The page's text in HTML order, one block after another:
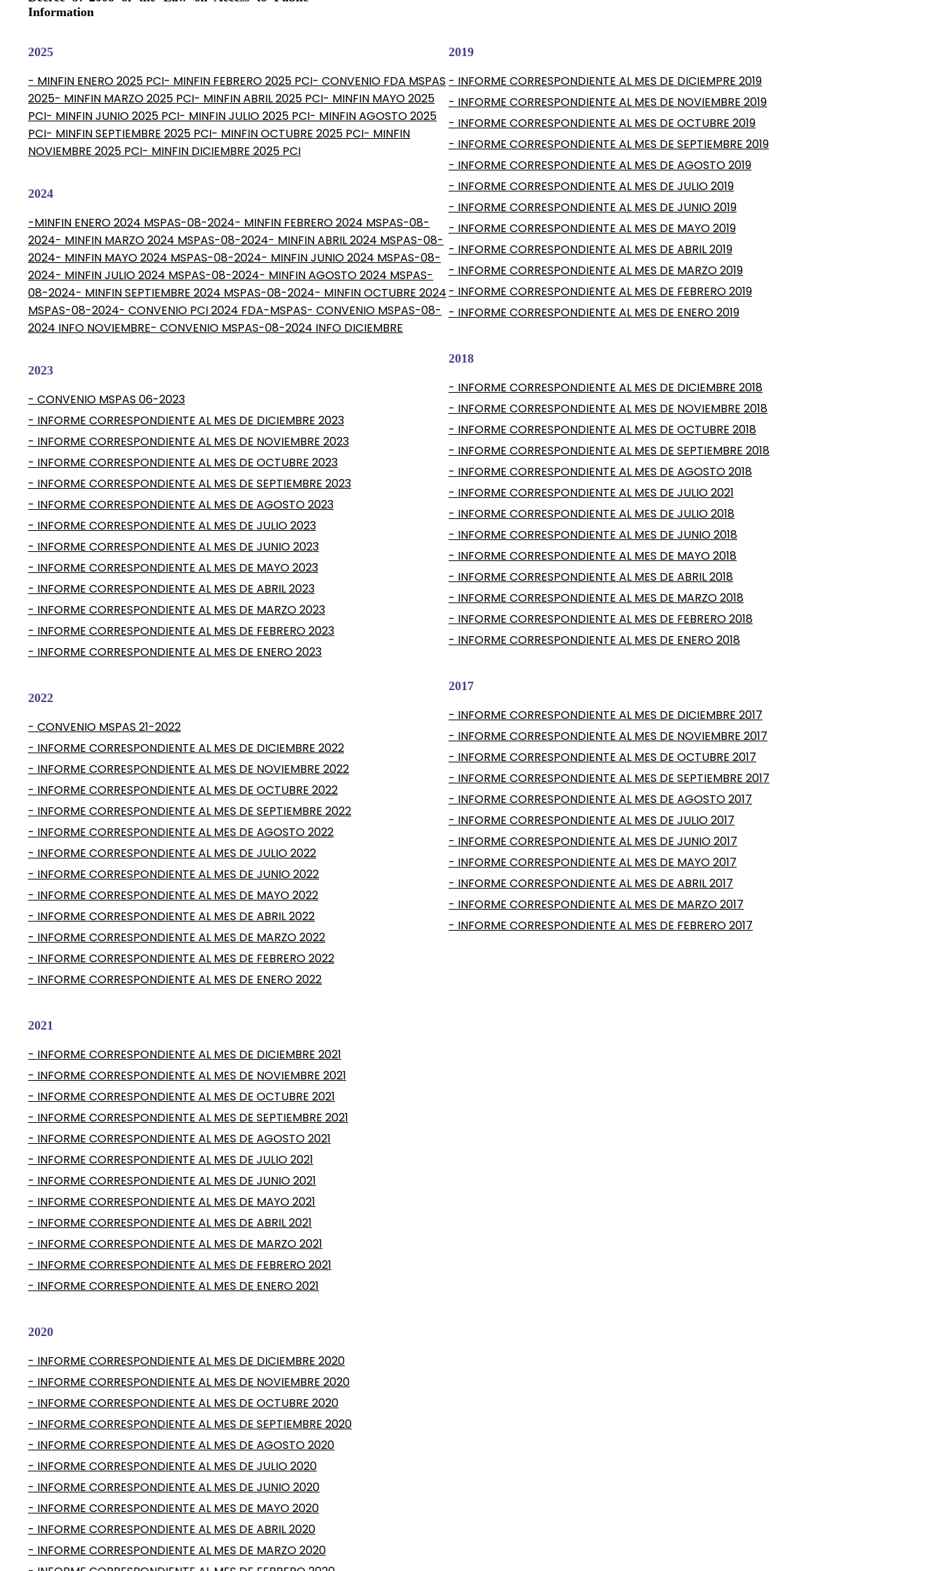
Information
2025
- MINFIN ENERO 2025 PCI- MINFIN FEBRERO 2025 PCI- CONVENIO FDA MSPAS
2025- MINFIN MARZO 2025 PCI- MINFIN ABRIL 2025 PCI- MINFIN MAYO 2025
PCI- MINFIN JUNIO 2025 PCI- MINFIN JULIO 2025 PCI- MINFIN AGOSTO 2025
PCI- MINFIN SEPTIEMBRE 2025 PCI- MINFIN OCTUBRE 2025 PCI- MINFIN
NOVIEMBRE 2025 PCI- MINFIN DICIEMBRE 2025 PCI
2024
-MINFIN ENERO 2024 MSPAS-08-2024- MINFIN FEBRERO 2024 MSPAS-08-
2024- MINFIN MARZO 2024 MSPAS-08-2024- MINFIN ABRIL 2024 MSPAS-08-
2024- MINFIN MAYO 2024 MSPAS-08-2024- MINFIN JUNIO 2024 MSPAS-08-
2024- MINFIN JULIO 2024 MSPAS-08-2024- MINFIN AGOSTO 2024 MSPAS-
08-2024- MINFIN SEPTIEMBRE 2024 MSPAS-08-2024- MINFIN OCTUBRE 2024
MSPAS-08-2024- CONVENIO PCI 2024 FDA-MSPAS- CONVENIO MSPAS-08-
2024 INFO NOVIEMBRE- CONVENIO MSPAS-08-2024 INFO DICIEMBRE
2023
- CONVENIO MSPAS 06-2023
- INFORME CORRESPONDIENTE AL MES DE DICIEMBRE 2023
- INFORME CORRESPONDIENTE AL MES DE NOVIEMBRE 2023
- INFORME CORRESPONDIENTE AL MES DE OCTUBRE 2023
- INFORME CORRESPONDIENTE AL MES DE SEPTIEMBRE 2023
- INFORME CORRESPONDIENTE AL MES DE AGOSTO 2023
- INFORME CORRESPONDIENTE AL MES DE JULIO 2023
- INFORME CORRESPONDIENTE AL MES DE JUNIO 2023
- INFORME CORRESPONDIENTE AL MES DE MAYO 2023
- INFORME CORRESPONDIENTE AL MES DE ABRIL 2023
- INFORME CORRESPONDIENTE AL MES DE MARZO 2023
- INFORME CORRESPONDIENTE AL MES DE FEBRERO 2023
- INFORME CORRESPONDIENTE AL MES DE ENERO 2023
2022
- CONVENIO MSPAS 21-2022
- INFORME CORRESPONDIENTE AL MES DE DICIEMBRE 2022
- INFORME CORRESPONDIENTE AL MES DE NOVIEMBRE 2022
- INFORME CORRESPONDIENTE AL MES DE OCTUBRE 2022
- INFORME CORRESPONDIENTE AL MES DE SEPTIEMBRE 2022
- INFORME CORRESPONDIENTE AL MES DE AGOSTO 2022
- INFORME CORRESPONDIENTE AL MES DE JULIO 2022
- INFORME CORRESPONDIENTE AL MES DE JUNIO 2022
- INFORME CORRESPONDIENTE AL MES DE MAYO 2022
- INFORME CORRESPONDIENTE AL MES DE ABRIL 2022
- INFORME CORRESPONDIENTE AL MES DE MARZO 2022
- INFORME CORRESPONDIENTE AL MES DE FEBRERO 2022
- INFORME CORRESPONDIENTE AL MES DE ENERO 2022
2021
- INFORME CORRESPONDIENTE AL MES DE DICIEMBRE 2021
- INFORME CORRESPONDIENTE AL MES DE NOVIEMBRE 2021
- INFORME CORRESPONDIENTE AL MES DE OCTUBRE 2021
- INFORME CORRESPONDIENTE AL MES DE SEPTIEMBRE 2021
- INFORME CORRESPONDIENTE AL MES DE AGOSTO 2021
- INFORME CORRESPONDIENTE AL MES DE JULIO 2021
- INFORME CORRESPONDIENTE AL MES DE JUNIO 2021
- INFORME CORRESPONDIENTE AL MES DE MAYO 2021
- INFORME CORRESPONDIENTE AL MES DE ABRIL 2021
- INFORME CORRESPONDIENTE AL MES DE MARZO 2021
- INFORME CORRESPONDIENTE AL MES DE FEBRERO 2021
- INFORME CORRESPONDIENTE AL MES DE ENERO 2021
2020
- INFORME CORRESPONDIENTE AL MES DE DICIEMBRE 2020
- INFORME CORRESPONDIENTE AL MES DE NOVIEMBRE 2020
- INFORME CORRESPONDIENTE AL MES DE OCTUBRE 2020
- INFORME CORRESPONDIENTE AL MES DE SEPTIEMBRE 2020
- INFORME CORRESPONDIENTE AL MES DE AGOSTO 2020
- INFORME CORRESPONDIENTE AL MES DE JULIO 2020
- INFORME CORRESPONDIENTE AL MES DE JUNIO 2020
- INFORME CORRESPONDIENTE AL MES DE MAYO 2020
- INFORME CORRESPONDIENTE AL MES DE ABRIL 2020
- INFORME CORRESPONDIENTE AL MES DE MARZO 2020
2019
- INFORME CORRESPONDIENTE AL MES DE DICIEMPRE 2019
- INFORME CORRESPONDIENTE AL MES DE NOVIEMBRE 2019
- INFORME CORRESPONDIENTE AL MES DE OCTUBRE 2019
- INFORME CORRESPONDIENTE AL MES DE SEPTIEMBRE 2019
- INFORME CORRESPONDIENTE AL MES DE AGOSTO 2019
- INFORME CORRESPONDIENTE AL MES DE JULIO 2019
- INFORME CORRESPONDIENTE AL MES DE JUNIO 2019
- INFORME CORRESPONDIENTE AL MES DE MAYO 2019
- INFORME CORRESPONDIENTE AL MES DE ABRIL 2019
- INFORME CORRESPONDIENTE AL MES DE MARZO 2019
- INFORME CORRESPONDIENTE AL MES DE FEBRERO 2019
- INFORME CORRESPONDIENTE AL MES DE ENERO 2019
2018
- INFORME CORRESPONDIENTE AL MES DE DICIEMBRE 2018
- INFORME CORRESPONDIENTE AL MES DE NOVIEMBRE 2018
- INFORME CORRESPONDIENTE AL MES DE OCTUBRE 2018
- INFORME CORRESPONDIENTE AL MES DE SEPTIEMBRE 2018
- INFORME CORRESPONDIENTE AL MES DE AGOSTO 2018
- INFORME CORRESPONDIENTE AL MES DE JULIO 2021
- INFORME CORRESPONDIENTE AL MES DE JULIO 2018
- INFORME CORRESPONDIENTE AL MES DE JUNIO 2018
- INFORME CORRESPONDIENTE AL MES DE MAYO 2018
- INFORME CORRESPONDIENTE AL MES DE ABRIL 2018
- INFORME CORRESPONDIENTE AL MES DE MARZO 2018
- INFORME CORRESPONDIENTE AL MES DE FEBRERO 2018
- INFORME CORRESPONDIENTE AL MES DE ENERO 2018
2017
- INFORME CORRESPONDIENTE AL MES DE DICIEMBRE 2017
- INFORME CORRESPONDIENTE AL MES DE NOVIEMBRE 2017
- INFORME CORRESPONDIENTE AL MES DE OCTUBRE 2017
- INFORME CORRESPONDIENTE AL MES DE SEPTIEMBRE 2017
- INFORME CORRESPONDIENTE AL MES DE AGOSTO 2017
- INFORME CORRESPONDIENTE AL MES DE JULIO 2017
- INFORME CORRESPONDIENTE AL MES DE JUNIO 2017
- INFORME CORRESPONDIENTE AL MES DE MAYO 2017
- INFORME CORRESPONDIENTE AL MES DE ABRIL 2017
- INFORME CORRESPONDIENTE AL MES DE MARZO 2017
- INFORME CORRESPONDIENTE AL MES DE FEBRERO 2017